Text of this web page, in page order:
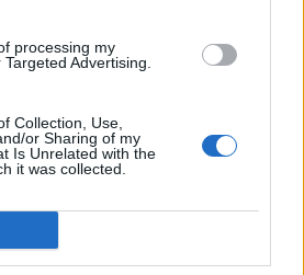
processing my
Advertising.
Collection, Use,
or Sharing of my
Is Unrelated with the
it was collected.